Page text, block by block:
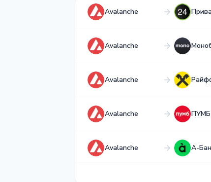
Avalanche
Avalanche
Avalanche
Avalanche ПУМБ
Avalanche А-